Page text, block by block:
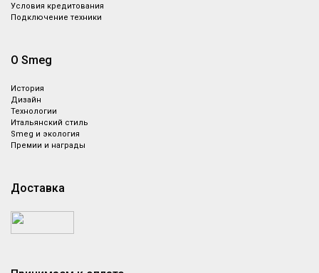
Условия кредитования
Подключение техники
О Smeg
История
Дизайн
Технологии
Итальянский стиль
Smeg и экология
Премии и награды
Доставка